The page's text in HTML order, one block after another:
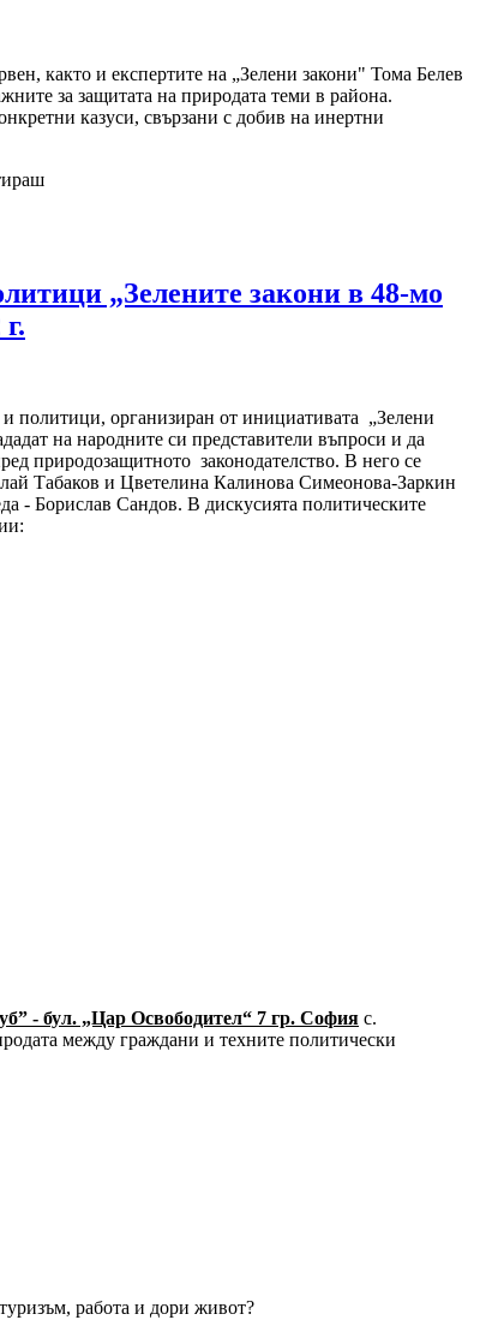
както и експертите на „Зелени закони" Тома Белев
за защитата на природата теми в района.
казуси, свързани с добив на инертни
„Зелените закони в 48-мо
политици, организиран от инициативата „Зелени
на народните си представители въпроси и да
природозащитното законодателство. В него се
Табаков и Цветелина Калинова Симеонова-Заркин
- Борислав Сандов. В дискусията политическите
- бул. „Цар Освободител“ 7 гр. София с.
между граждани и техните политически
работа и дори живот?